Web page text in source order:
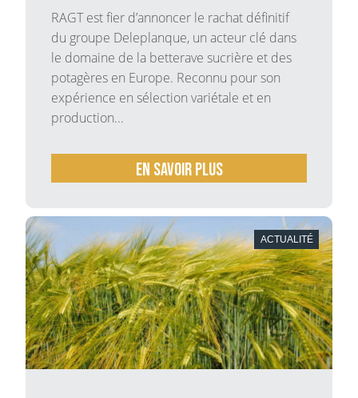
RAGT est fier d’annoncer le rachat définitif
du groupe Deleplanque, un acteur clé dans
le domaine de la betterave sucrière et des
potagères en Europe. Reconnu pour son
expérience en sélection variétale et en
production...
En savoir plus
ACTUALITÉ